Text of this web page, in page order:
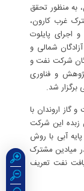
به منظور تحقق
غرب کارون،
پایلوت
شمالی و
شرکت نفت و
و فناوری
برگزار شد.
اروندان با
زبده این شرکت
آبی با روش
میادین مشترک
نفت تعریف